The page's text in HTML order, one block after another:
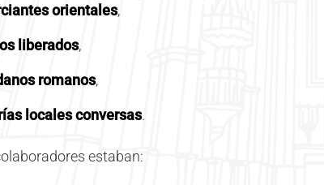
orientales,
liberados,
romanos,
locales conversas.
estaban: